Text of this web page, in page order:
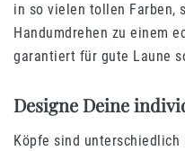
in so vielen tollen Farben,
Handumdrehen zu einem
garantiert für gute Laune
Designe Deine
Köpfe sind unterschiedlich